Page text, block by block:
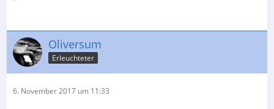
Oliversum
Erleuchteter
6. November 2017 um 11:33